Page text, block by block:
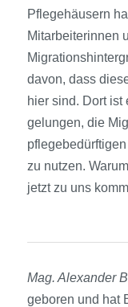
Pflegehäusern
Mitarbeiterinnen
davon, dass
hier sind. Dort ist
gelungen, die
zu nutzen.
jetzt zu uns
Mag. Alexander
geboren und hat